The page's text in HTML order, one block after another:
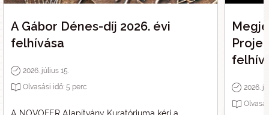
A Gábor Dénes-díj 2026. évi
felhívása
2026. július 15.
Olvasási idő: 5 perc
A NOVOFER Alapítvány Kuratóriuma kéri a
2026.